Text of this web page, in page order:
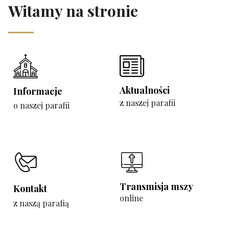
Witamy na stronie
Informacje
o naszej parafii
Aktualności
z naszej parafii
Kontakt
z naszą parafią
Transmisja mszy
online